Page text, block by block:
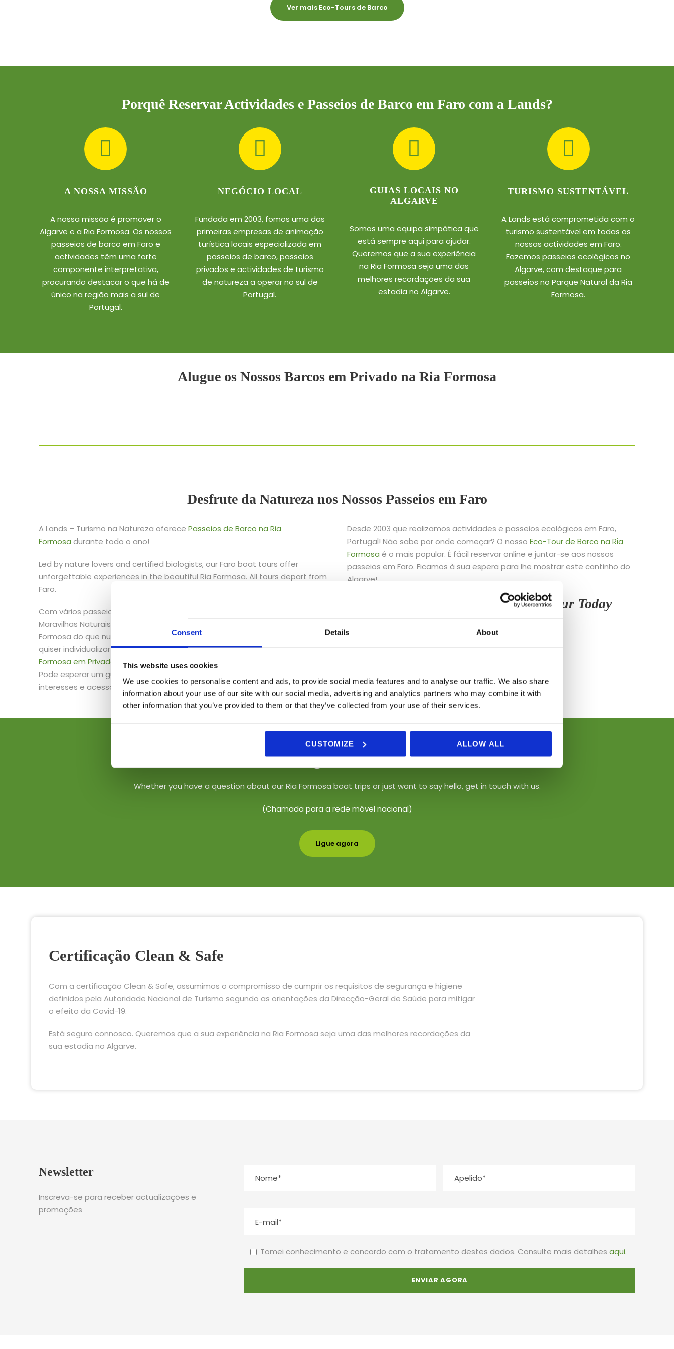
Consent Details About
This website uses cookies
We use cookies to personalise content and ads, to provide social media features and to analyse our traffic. We also share
information about your use of our site with our social media, advertising and analytics partners who may combine it with
other information that you’ve provided to them or that they’ve collected from your use of their services.
CUSTOMIZE ALLOW ALL
Ver mais Eco-Tours de Barco
Porquê Reservar Actividades e Passeios de Barco em Faro com a Lands?
A NOSSA MISSÃO
A nossa missão é promover o
Algarve e a Ria Formosa. Os nossos
passeios de barco em Faro e
actividades têm uma forte
componente interpretativa,
procurando destacar o que há de
único na região mais a sul de
Portugal.
NEGÓCIO LOCAL
Fundada em 2003, fomos uma das
primeiras empresas de animação
turística locais especializada em
passeios de barco, passeios
privados e actividades de turismo
de natureza a operar no sul de
Portugal.
GUIAS LOCAIS NO
ALGARVE
Somos uma equipa simpática que
está sempre aqui para ajudar.
Queremos que a sua experiência
na Ria Formosa seja uma das
melhores recordações da sua
estadia no Algarve.
TURISMO SUSTENTÁVEL
A Lands está comprometida com o
turismo sustentável em todas as
nossas actividades em Faro.
Fazemos passeios ecológicos no
Algarve, com destaque para
passeios no Parque Natural da Ria
Formosa.
Alugue os Nossos Barcos em Privado na Ria Formosa
Desfrute da Natureza nos Nossos Passeios em Faro
A Lands – Turismo na Natureza oferece Passeios de Barco na Ria
Formosa durante todo o ano!
Led by nature lovers and certified biologists, our Faro boat tours offer
unforgettable experiences in the beautiful Ria Formosa. All tours depart from
Faro.
Com vários passeios de barco em Faro para desfrutar de uma das Sete
Maravilhas Naturais de Portugal, não há melhor forma de conhecer a Ria
Formosa do que num passeio movido a energia solar com a Lands.
quiser individualizar a sua experiência, os nossosPasseios de Barco na Ria
Formosa em Privado desde Farosão uma opção intimista e personalizada.
Pode esperar um guia especializado, um itinerário adaptado aos seus
interesses e acesso a joias escondidas.
Desde 2003 que realizamos actividades e passeios ecológicos em Faro,
Portugal! Não sabe por onde começar? O nosso Eco-Tour de Barco na Ria
Formosa é o mais popular. É fácil reservar online e juntar-se aos nossos
passeios em Faro. Ficamos à sua espera para lhe mostrar este cantinho do
Algarve!
Book Your Ria Formosa Boat Tour Today
Ligue-nos!
Whether you have a question about our Ria Formosa boat trips or just want to say hello, get in touch with us.
(Chamada para a rede móvel nacional)
Ligue agora
Certificação Clean & Safe
Com a certificação Clean & Safe, assumimos o compromisso de cumprir os requisitos de segurança e higiene
definidos pela Autoridade Nacional de Turismo segundo as orientações da Direcção-Geral de Saúde para mitigar
o efeito da Covid-19.
Está seguro connosco. Queremos que a sua experiência na Ria Formosa seja uma das melhores recordações da
sua estadia no Algarve.
Newsletter
Inscreva-se para receber actualizações e
promoções
Tomei conhecimento e concordo com o tratamento destes dados. Consulte mais detalhes aqui.